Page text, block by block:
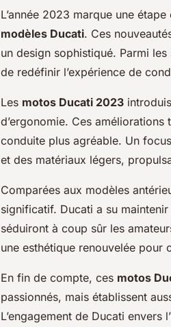
L’année 2023 marque une
modèles Ducati. Ces
un design sophistiqué. Parmi
de redéfinir l’expérience de
Les motos Ducati 2023
d’ergonomie. Ces
conduite plus agréable. Un
et des matériaux légers,
Comparées aux modèles
significatif. Ducati a su
séduiront à coup sûr les
une esthétique renouvelée pour
En fin de compte, ces motos
passionnés, mais établissent
L’engagement de Ducati